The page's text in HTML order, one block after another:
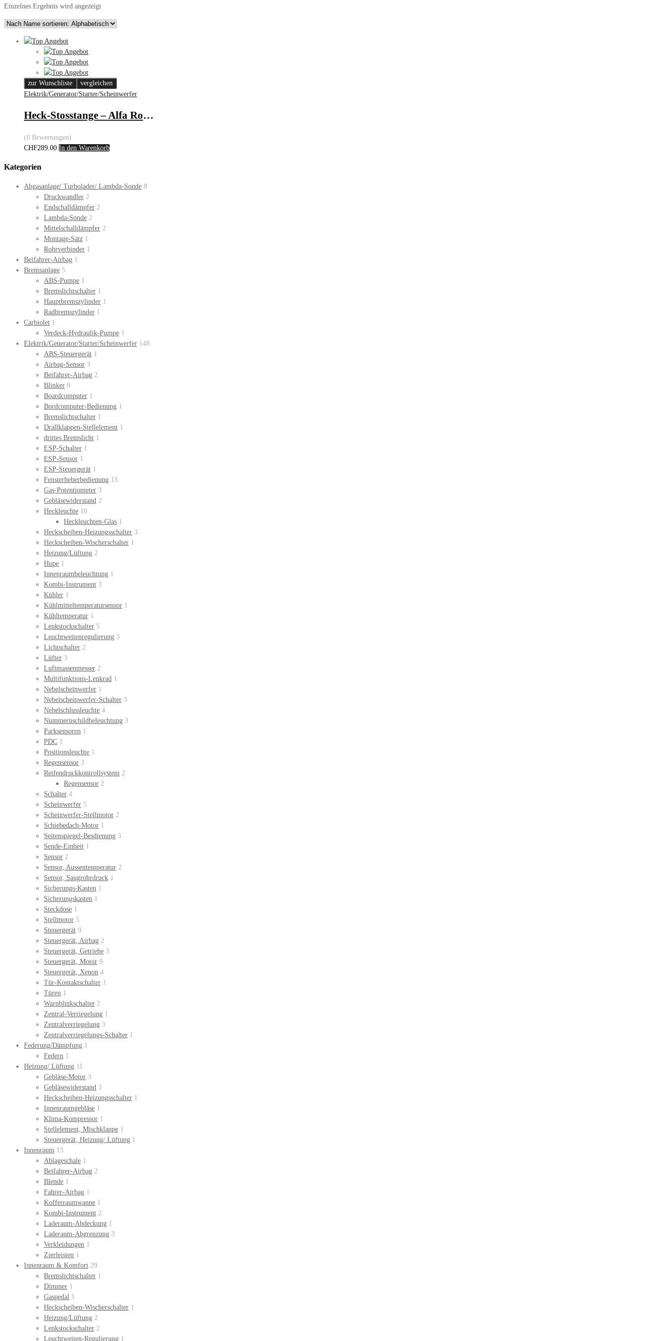
Einzelnes Ergebnis wird angezeigt
zur Wunschliste
vergleichen
Elektrik/Generator/Starter/Scheinwerfer
Heck-Stosstange – Alfa Romeo 159
(0 Bewertungen)
CHF289.00 In den Warenkorb
Kategorien
Abgasanlage/ Turbolader/ Lambda-Sonde 8
Druckwandler 2
Endschalldämpfer 2
Lambda-Sonde 2
Mittelschalldämpfer 2
Montage-Satz 1
Rohrverbinder 1
Beifahrer-Airbag 1
Bremsanlage 5
ABS-Pumpe 1
Bremslichtschalter 1
Hauptbremszylinder 1
Radbremszylinder 1
Carbiolet 1
Verdeck-Hydraulik-Pumpe 1
Elektrik/Generator/Starter/Scheinwerfer 148
ABS-Steuergerät 1
Airbag-Sensor 3
Beifahrer-Airbag 2
Blinker 8
Boardcomputer 1
Bordcomputer-Bedienung 1
Bremslichtschalter 1
Drallklappen-Stellelement 1
drittes Bremslicht 1
ESP-Schalter 1
ESP-Sensor 1
ESP-Steuergerät 1
Fensterheberbedienung 13
Gas-Potentiometer 3
Gebläsewiderstand 2
Heckleuchte 10
Heckleuchten-Glas 1
Heckscheiben-Heizungsschalter 3
Heckscheiben-Wischerschalter 1
Heizung/Lüftung 2
Hupe 1
Innenraumbeleuchtung 1
Kombi-Instrument 3
Kühler 1
Kühlmitteltemperatursensor 1
Kühltemperatur 1
Lenkstockschalter 5
Leuchtweitenregulierung 3
Lichtschalter 2
Lüfter 3
Luftmassenmesser 2
Multifunktions-Lenkrad 1
Nebelscheinwerfer 1
Nebelscheinwerfer-Schalter 3
Nebelschlussleuchte 4
Nummernschildbeleuchtung 3
Parksensoren 1
PDC 1
Positionsleuchte 1
Regensensor 3
Reifendruckkontrollsystem 2
Regensensor 2
Schalter 4
Scheinwerfer 5
Scheinwerfer-Stellmotor 2
Schiebedach-Motor 1
Seitenspiegel-Besdienung 3
Sende-Einheit 1
Sensor 2
Sensor, Aussentemperatur 2
Sensor, Saugrohrdruck 1
Sicherungs-Kasten 1
Sicherungskasten 1
Steckdose 1
Stellmotor 5
Steuergerät 9
Steuergerät, Airbag 2
Steuergerät, Getriebe 3
Steuergerät, Motor 9
Steuergerät, Xenon 4
Tür-Kontaktschalter 1
Türen 1
Warnblinkschalter 2
Zentral-Verriegelung 1
Zentralverriegelung 3
Zentralverriegelungs-Schalter 1
Federung/Dämpfung 1
Federn 1
Heizung/ Lüftung 11
Gebläse-Motor 3
Gebläsewiderstand 3
Heckscheiben-Heizungsschalter 1
Innenraumgebläse 1
Klima-Kompressor 1
Stellelement, Mischklappe 1
Steuergerät, Heizung/ Lüftung 1
Innenraum 13
Ablageschale 1
Beifahrer-Airbag 2
Blende 1
Fahrer-Airbag 1
Kofferraumwanne 1
Kombi-Instrument 2
Laderaum-Abdeckung 1
Laderaum-Abgrenzung 3
Verkleidungen 1
Zierleisten 1
Innenraum & Komfort 29
Bremslichtschalter 1
Dimmer 1
Gaspedal 1
Heckscheiben-Wischerschalter 1
Heizung/Lüftung 2
Lenkstockschalter 2
Leuchtweiten-Regulierung 1